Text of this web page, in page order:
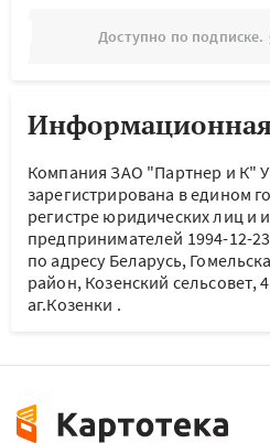
Доступно по подписке.
Компания ЗАО "Партнер и К"
зарегистрирована в едином
регистре юридических лиц и
предпринимателей 1994-12-
по адресу Беларусь,
район, Козенский сельсовет,
аг.Козенки .